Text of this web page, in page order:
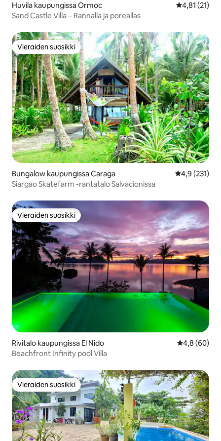
Huvila kaupungissa Ormoc
4,81 (21)
Sand Castle Villa – Rannalla ja poreallas
Vieraiden suosikki
Vieraiden suosikki
Bungalow kaupungissa Caraga
4,9 (231)
Siargao Skatefarm -rantatalo Salvacionissa
Vieraiden suosikki
Vieraiden suosikki
Rivitalo kaupungissa El Nido
4,8 (60)
Beachfront Infinity pool Villa
Vieraiden suosikki
Vieraiden suosikki